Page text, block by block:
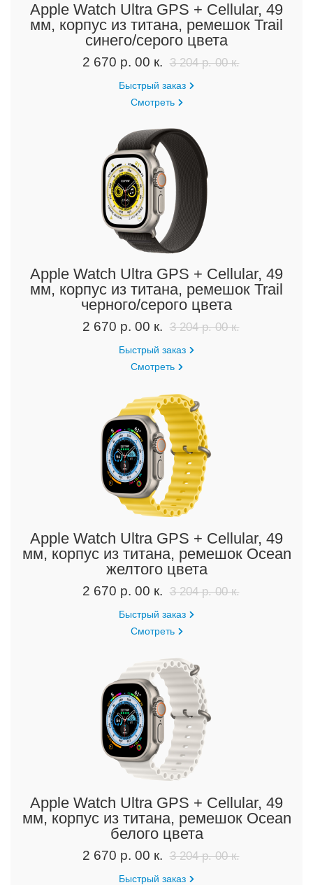
Apple Watch Ultra GPS + Cellular, 49
мм, корпус из титана, ремешок Trail
синего/серого цвета
2 670 р. 00 к. 3 204 р. 00 к.
Быстрый заказ
Смотреть
Apple Watch Ultra GPS + Cellular, 49
мм, корпус из титана, ремешок Trail
черного/серого цвета
2 670 р. 00 к. 3 204 р. 00 к.
Быстрый заказ
Смотреть
Apple Watch Ultra GPS + Cellular, 49
мм, корпус из титана, ремешок Ocean
желтого цвета
2 670 р. 00 к. 3 204 р. 00 к.
Быстрый заказ
Смотреть
Apple Watch Ultra GPS + Cellular, 49
мм, корпус из титана, ремешок Ocean
белого цвета
2 670 р. 00 к. 3 204 р. 00 к.
Быстрый заказ